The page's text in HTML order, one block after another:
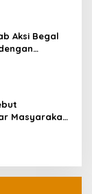
Aksi Begal
Masyarakat